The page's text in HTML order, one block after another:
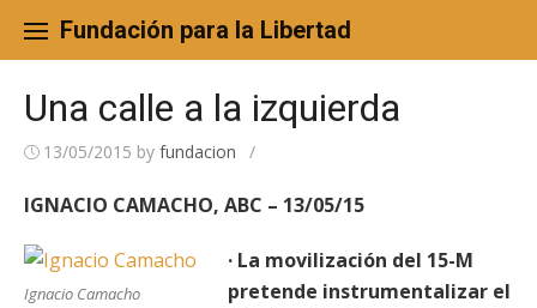
content
Fundación para la Libertad
Una calle a la izquierda
13/05/2015 by fundacion /
IGNACIO CAMACHO, ABC – 13/05/15
Ignacio Camacho
· La movilización del 15-M
pretende instrumentalizar el